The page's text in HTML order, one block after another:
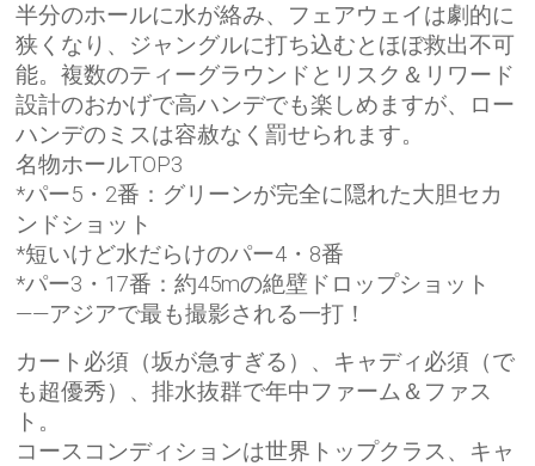
半分のホールに水が絡み、フェアウェイは劇的に
狭くなり、ジャングルに打ち込むとほぼ救出不可
能。複数のティーグラウンドとリスク＆リワード
設計のおかげで高ハンデでも楽しめますが、ロー
ハンデのミスは容赦なく罰せられます。
名物ホールTOP3
*パー5・2番：グリーンが完全に隠れた大胆セカ
ンドショット
*短いけど水だらけのパー4・8番
*パー3・17番：約45mの絶壁ドロップショット
——アジアで最も撮影される一打！
カート必須（坂が急すぎる）、キャディ必須（で
も超優秀）、排水抜群で年中ファーム＆ファス
ト。
コースコンディションは世界トップクラス、キャ